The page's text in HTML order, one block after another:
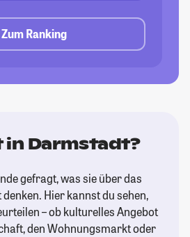
Zum Ranking
in Darmstadt?
gefragt, was sie über das
Hier kannst du sehen,
– ob kulturelles Angebot
den Wohnungsmarkt oder